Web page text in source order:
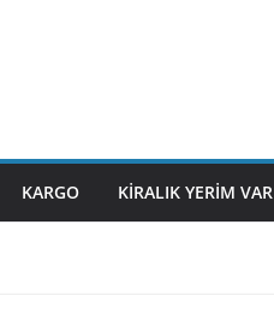
KARGO KIRALIK YERIM VAR